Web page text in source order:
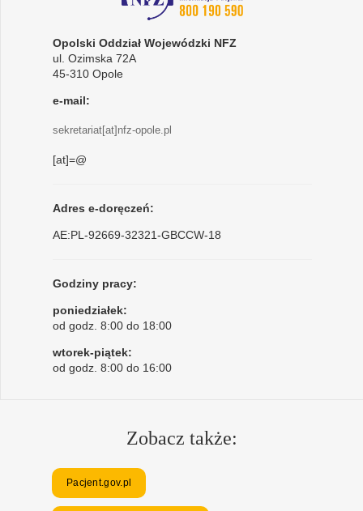
Opolski Oddział Wojewódzki NFZ
ul. Ozimska 72A
45-310 Opole
e-mail:
sekretariat[at]nfz-opole.pl
[at]=@
Adres e-doręczeń:
AE:PL-92669-32321-GBCCW-18
Godziny pracy:
poniedziałek:
od godz. 8:00 do 18:00
wtorek-piątek:
od godz. 8:00 do 16:00
Zobacz także:
Pacjent.gov.pl